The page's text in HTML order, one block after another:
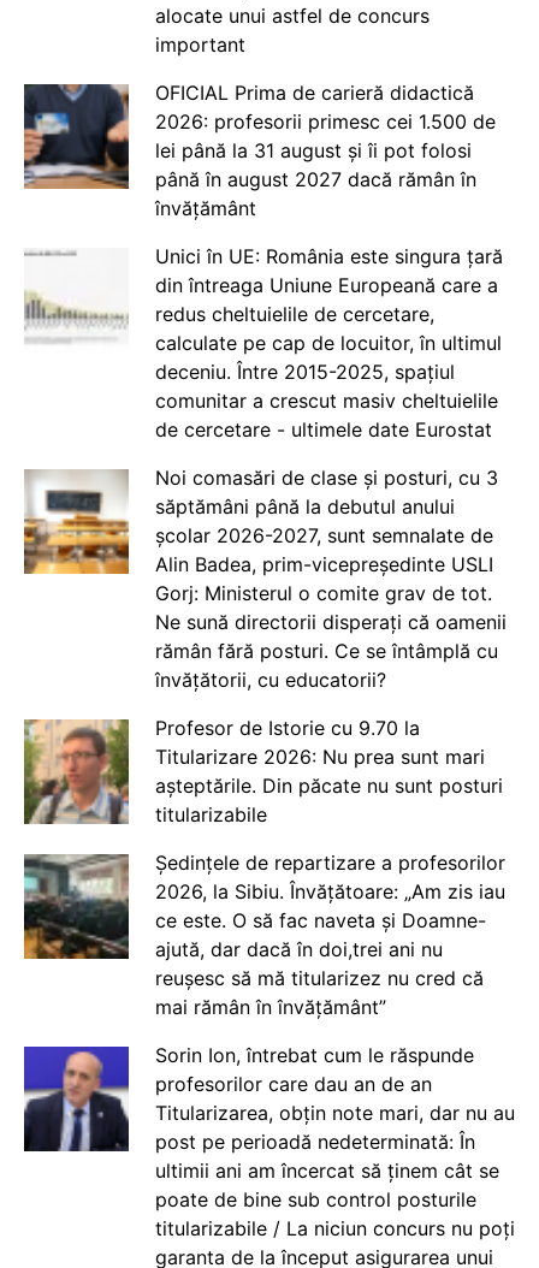
alocate unui astfel de concurs
important
OFICIAL Prima de carieră didactică
2026: profesorii primesc cei 1.500 de
lei până la 31 august și îi pot folosi
până în august 2027 dacă rămân în
învățământ
Unici în UE: România este singura țară
din întreaga Uniune Europeană care a
redus cheltuielile de cercetare,
calculate pe cap de locuitor, în ultimul
deceniu. Între 2015-2025, spațiul
comunitar a crescut masiv cheltuielile
de cercetare - ultimele date Eurostat
Noi comasări de clase și posturi, cu 3
săptămâni până la debutul anului
școlar 2026-2027, sunt semnalate de
Alin Badea, prim-vicepreședinte USLI
Gorj: Ministerul o comite grav de tot.
Ne sună directorii disperați că oamenii
rămân fără posturi. Ce se întâmplă cu
învățătorii, cu educatorii?
Profesor de Istorie cu 9.70 la
Titularizare 2026: Nu prea sunt mari
așteptările. Din păcate nu sunt posturi
titularizabile
Ședințele de repartizare a profesorilor
2026, la Sibiu. Învățătoare: „Am zis iau
ce este. O să fac naveta și Doamne-
ajută, dar dacă în doi,trei ani nu
reușesc să mă titularizez nu cred că
mai rămân în învățământ”
Sorin Ion, întrebat cum le răspunde
profesorilor care dau an de an
Titularizarea, obțin note mari, dar nu au
post pe perioadă nedeterminată: În
ultimii ani am încercat să ținem cât se
poate de bine sub control posturile
titularizabile / La niciun concurs nu poți
garanta de la început asigurarea unui